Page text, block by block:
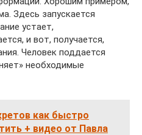
Здесь запускается
устает,
и вот, получается,
Человек поддается
необходимые
как быстро
+ видео от Павла